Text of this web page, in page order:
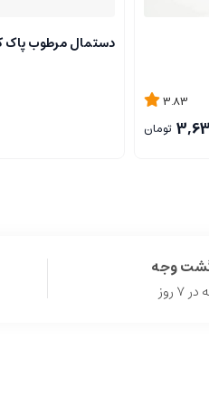
3.83
تومان
دستمال مرطوب پاک
وجه
روز